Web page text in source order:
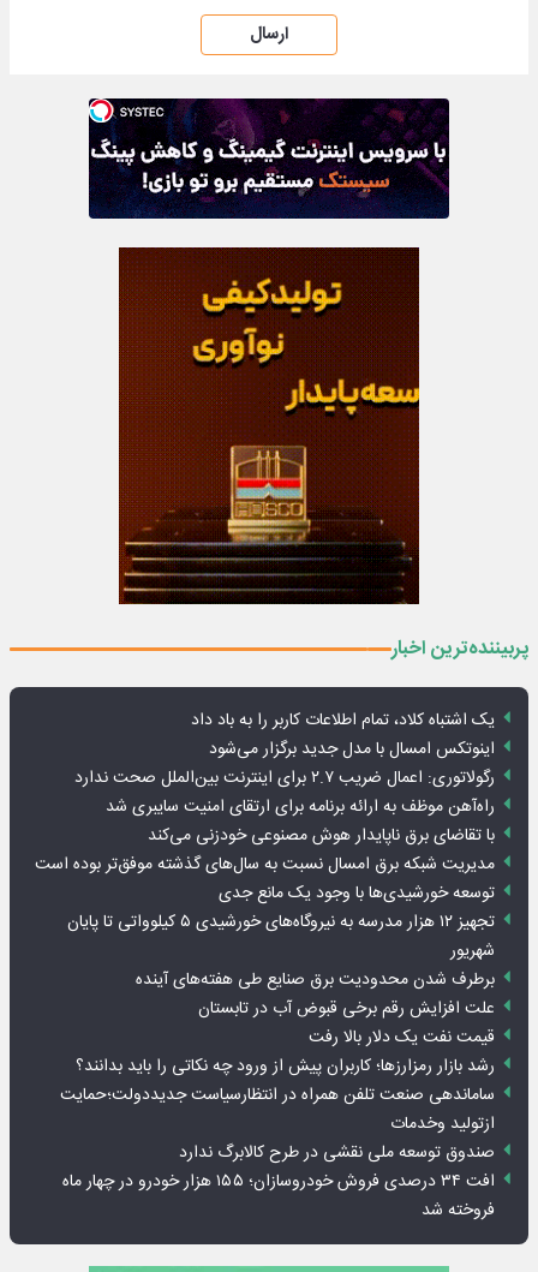
ارسال
پربیننده‌ترین اخبار
یک اشتباه کلاد، تمام اطلاعات کاربر را به باد داد
اینوتکس امسال با مدل جدید برگزار می‌شود
رگولاتوری: اعمال ضریب ۲.۷ برای اینترنت بین‌الملل صحت ندارد
راه‌آهن موظف به ارائه برنامه برای ارتقای امنیت سایبری شد
با تقاضای برق ناپایدار هوش مصنوعی خودزنی می‌کند
مدیریت شبکه برق امسال نسبت به سال‌های گذشته موفق‌تر بوده است
توسعه خورشیدی‌ها با وجود یک مانع جدی
تجهیز ۱۲ هزار مدرسه به نیروگاه‌های خورشیدی ۵ کیلوواتی تا پایان
شهریور
برطرف شدن محدودیت‌ برق صنایع طی هفته‌های آینده
علت افزایش رقم برخی قبوض آب در تابستان
قیمت نفت یک دلار بالا رفت
رشد بازار رمزارزها؛ کاربران پیش از ورود چه نکاتی را باید بدانند؟
ساماندهی صنعت تلفن همراه در انتظارسیاست جدیددولت؛حمایت
ازتولید وخدمات
صندوق توسعه ملی نقشی در طرح کالابرگ ندارد
افت ۳۴ درصدی فروش خودروسازان؛ ۱۵۵ هزار خودرو در چهار ماه
فروخته شد